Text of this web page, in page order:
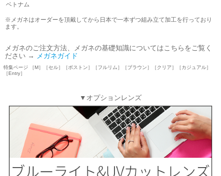
ベトナム
※メガネはオーダーを頂戴してから日本で一本ずつ組み立て加工を行っており
ます。
メガネのご注文方法、メガネの基礎知識についてはこちらをご覧く
ださい →
メガネガイド
特集ページ ［M］［セル］［ボストン］［フルリム］［ブラウン］［クリア］［カジュアル］
［Entry］
▼オプションレンズ